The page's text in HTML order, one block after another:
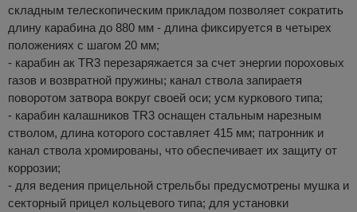
складным телескопическим прикладом позволяет сократить
длину карабина до 880 мм - длина фиксируется в четырех
положениях с шагом 20 мм;
- карабин ак TR3 перезаряжается за счет энергии пороховых
газов и возвратной пружины; канал ствола запираетя
поворотом затвора вокруг своей оси; усм куркового типа;
- карабин калашников TR3 оснащен стальным нарезным
стволом, длина которого составляет 415 мм; патронник и
канал ствола хромированы, что обеспечивает их защиту от
коррозии;
- для ведения прицельной стрельбы предусмотрены мушка и
секторный прицел кольцевого типа; для установки